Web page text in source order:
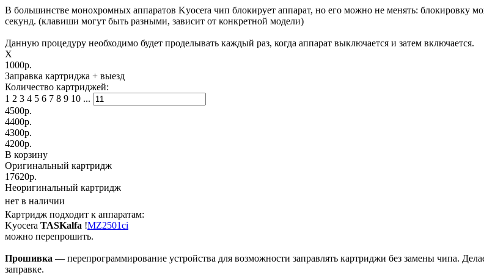
В большинстве монохромных аппаратов Kyocera чип блокирует аппарат, но его можно не менять:
секунд. (клавиши могут быть разными, зависит от конкретной модели)
Данную процедуру необходимо будет проделывать каждый раз, когда аппарат выключается и затем включается.
X
1000р.
Заправка картриджа + выезд
Количество картриджей:
1 2 3 4 5 6 7 8 9 10 ...
4500р.
4400р.
4300р.
4200р.
В корзину
Оригинальный картридж
17620р.
Неоригинальный картридж
нет в наличии
Картридж подходит к аппаратам:
Kyocera TASKalfa !MZ2501ci
можно перепрошить.
Прошивка — перепрограммирование устройства для возможности заправлять картриджи без замены чипа.
заправке.